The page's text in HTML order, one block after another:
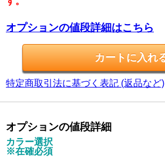
オプションの値段詳細はこちら
特定商取引法に基づく表記 (返品など)
オプションの値段詳細
カラー選択
※在確必須